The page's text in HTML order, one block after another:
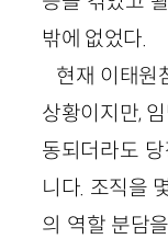
밖에 없었다.
현재 이태원
상황이지만,
동되더라도
니다. 조직을
의 역할 분담